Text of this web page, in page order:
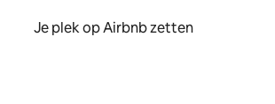
Je plek op Airbnb zetten